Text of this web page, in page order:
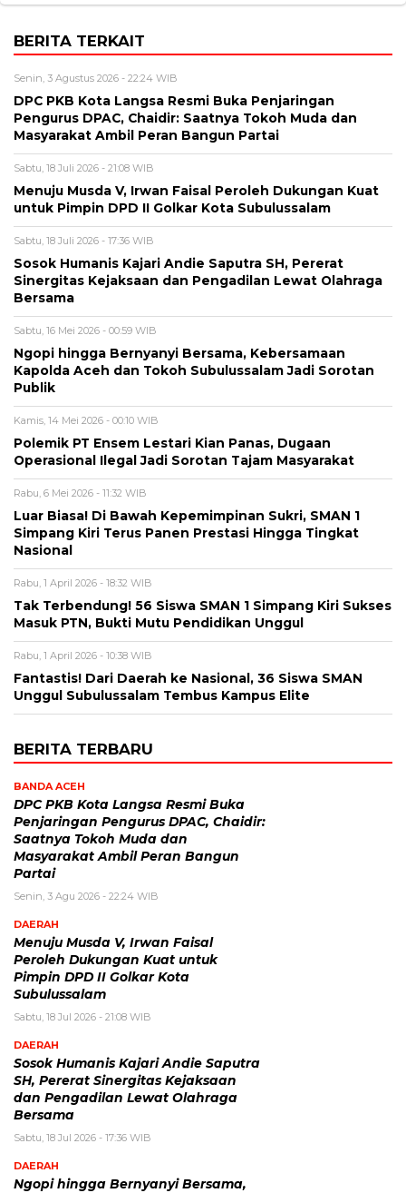
BERITA TERKAIT
Senin, 3 Agustus 2026 - 22:24 WIB
DPC PKB Kota Langsa Resmi Buka Penjaringan
Pengurus DPAC, Chaidir: Saatnya Tokoh Muda dan
Masyarakat Ambil Peran Bangun Partai
Sabtu, 18 Juli 2026 - 21:08 WIB
Menuju Musda V, Irwan Faisal Peroleh Dukungan Kuat
untuk Pimpin DPD II Golkar Kota Subulussalam
Sabtu, 18 Juli 2026 - 17:36 WIB
Sosok Humanis Kajari Andie Saputra SH, Pererat
Sinergitas Kejaksaan dan Pengadilan Lewat Olahraga
Bersama
Sabtu, 16 Mei 2026 - 00:59 WIB
Ngopi hingga Bernyanyi Bersama, Kebersamaan
Kapolda Aceh dan Tokoh Subulussalam Jadi Sorotan
Publik
Kamis, 14 Mei 2026 - 00:10 WIB
Polemik PT Ensem Lestari Kian Panas, Dugaan
Operasional Ilegal Jadi Sorotan Tajam Masyarakat
Rabu, 6 Mei 2026 - 11:32 WIB
Luar Biasa! Di Bawah Kepemimpinan Sukri, SMAN 1
Simpang Kiri Terus Panen Prestasi Hingga Tingkat
Nasional
Rabu, 1 April 2026 - 18:32 WIB
Tak Terbendung! 56 Siswa SMAN 1 Simpang Kiri Sukses
Masuk PTN, Bukti Mutu Pendidikan Unggul
Rabu, 1 April 2026 - 10:38 WIB
Fantastis! Dari Daerah ke Nasional, 36 Siswa SMAN
Unggul Subulussalam Tembus Kampus Elite
BERITA TERBARU
BANDA ACEH
DPC PKB Kota Langsa Resmi Buka
Penjaringan Pengurus DPAC, Chaidir:
Saatnya Tokoh Muda dan
Masyarakat Ambil Peran Bangun
Partai
Senin, 3 Agu 2026 - 22:24 WIB
DAERAH
Menuju Musda V, Irwan Faisal
Peroleh Dukungan Kuat untuk
Pimpin DPD II Golkar Kota
Subulussalam
Sabtu, 18 Jul 2026 - 21:08 WIB
DAERAH
Sosok Humanis Kajari Andie Saputra
SH, Pererat Sinergitas Kejaksaan
dan Pengadilan Lewat Olahraga
Bersama
Sabtu, 18 Jul 2026 - 17:36 WIB
DAERAH
Ngopi hingga Bernyanyi Bersama,